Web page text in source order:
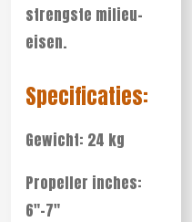
strengste milieu-
eisen.
Specificaties:
Gewicht: 24 kg
Propeller inches:
6"-7"